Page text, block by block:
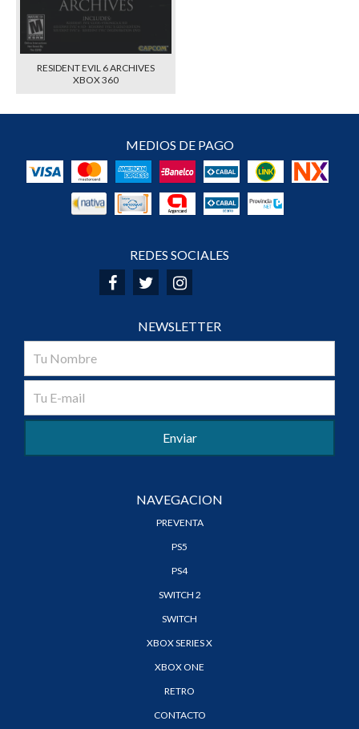
RESIDENT EVIL 6 ARCHIVES
XBOX 360
MEDIOS DE PAGO
REDES SOCIALES
NEWSLETTER
NAVEGACION
PREVENTA
PS5
PS4
SWITCH 2
SWITCH
XBOX SERIES X
XBOX ONE
RETRO
CONTACTO